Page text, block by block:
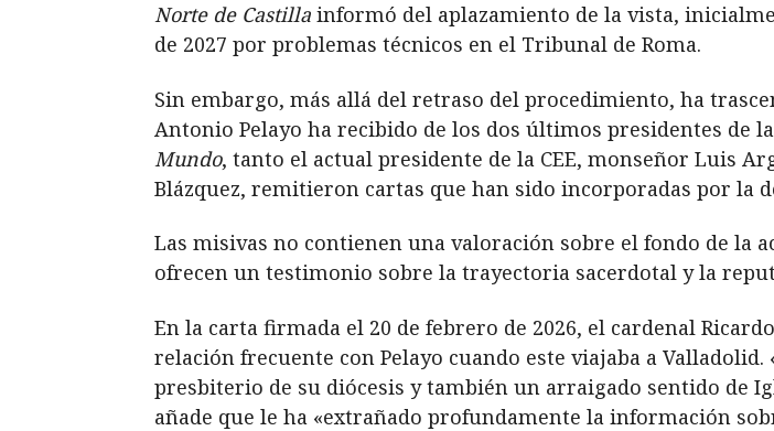
Norte de Castilla informó del aplazamiento de la vista,
de 2027 por problemas técnicos en el Tribunal de Roma.
Sin embargo, más allá del retraso del procedimiento, ha
Antonio Pelayo ha recibido de los dos últimos presidentes de
Mundo, tanto el actual presidente de la CEE, monseñor Luis
Blázquez, remitieron cartas que han sido incorporadas por la
Las misivas no contienen una valoración sobre el fondo de la
ofrecen un testimonio sobre la trayectoria sacerdotal y la
En la carta firmada el 20 de febrero de 2026, el cardenal
relación frecuente con Pelayo cuando este viajaba a
presbiterio de su diócesis y también un arraigado sentido de
añade que le ha «extrañado profundamente la información